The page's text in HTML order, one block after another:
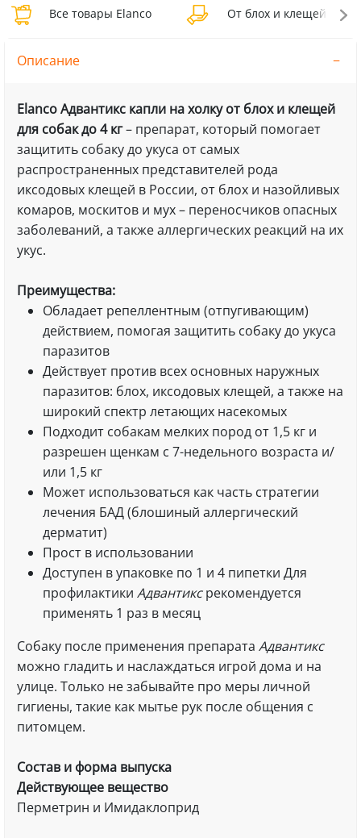
Все товары Elanco От блох и клещей
Описание
Elanco Адвантикс капли на холку от блох и клещей
для собак до 4 кг– препарат, который помогает
защитить собаку до укуса от самых
распространенных представителей рода
иксодовых клещей в России, от блох и назойливых
комаров, москитов и мух – переносчиков опасных
заболеваний, а также аллергических реакций на их
укус.​
Преимущества:
Обладает репеллентным (отпугивающим)
действием, помогая защитить собаку до укуса
паразитов​
Действует против всех основных наружных
паразитов: блох, иксодовых клещей, а также на
широкий спектр летающих насекомых
Подходит собакам мелких пород от 1,5 кг и
разрешен щенкам с 7-недельного возраста и/
или 1,5 кг
Может использоваться как часть стратегии
лечения БАД (блошиный аллергический
дерматит)
Прост в использовании
Доступен в упаковке по 1 и 4 пипетки Для
профилактики Адвантиксрекомендуется
применять 1 раз в месяц
Собаку после применения препарата Адвантикс
можно гладить и наслаждаться игрой дома и на
улице. Только не забывайте про меры личной
гигиены, такие как мытье рук после общения с
питомцем.
Состав и форма выпуска
Действующее вещество
Перметрин и Имидаклоприд